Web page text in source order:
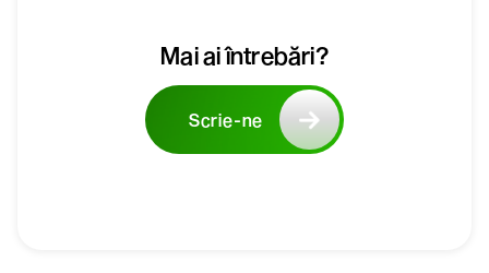
Mai ai întrebări?
Scrie-ne